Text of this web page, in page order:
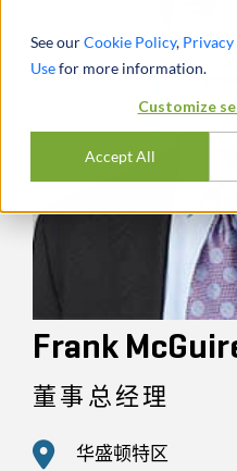
See ourCookie Policy,
Usefor more information.
Customize
Accept All
Frank
董事总经理
华盛顿特区